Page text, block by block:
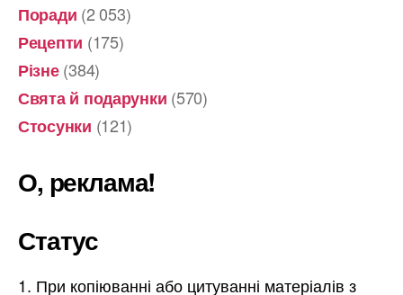
Поради (2 053)
Рецепти (175)
Різне(384)
Свята й подарунки (570)
Стосунки (121)
О, реклама!
Статус
При копіюванні або цитуванні матеріалів з